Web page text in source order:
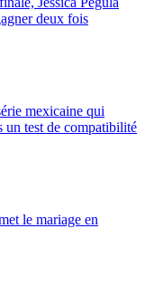
deux fois
mexicaine qui
un test de compatibilité
le mariage en